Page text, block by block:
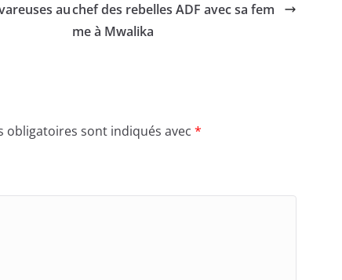
auchef des rebelles ADF avec sa fem
me à Mwalika
obligatoires sont indiqués avec *